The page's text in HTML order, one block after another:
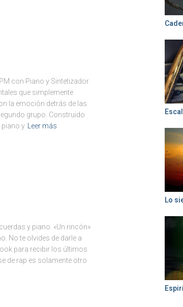
con Piano y Sintetizador
que simplemente
la emoción detrás de las
grupo. Construido
piano y
Leer más
y piano. «Un rincón»
No te olvides de darle a
para recibir los últimos
de rap es solamente otro
Lo